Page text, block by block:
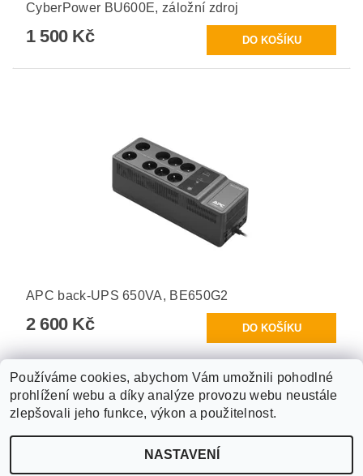
CyberPower BU600E, záložní zdroj
1 500 Kč
APC back-UPS 650VA, BE650G2
2 600 Kč
Obchodní podmínky | Podmínky ochrany osobních údajů
ABX software s.r.o. | Kontakt
Používáme cookies, abychom Vám umožnili pohodlné
prohlížení webu a díky analýze provozu webu neustále
zlepšovali jeho funkce, výkon a použitelnost.
NASTAVENÍ